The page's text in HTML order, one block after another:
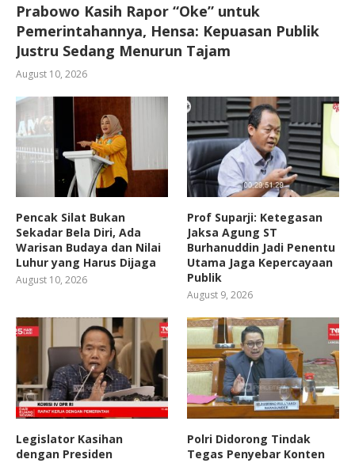
Prabowo Kasih Rapor “Oke” untuk
Pemerintahannya, Hensa: Kepuasan Publik
Justru Sedang Menurun Tajam
August 10, 2026
Pencak Silat Bukan
Sekadar Bela Diri, Ada
Warisan Budaya dan Nilai
Luhur yang Harus Dijaga
August 10, 2026
Prof Suparji: Ketegasan
Jaksa Agung ST
Burhanuddin Jadi Penentu
Utama Jaga Kepercayaan
Publik
August 9, 2026
Legislator Kasihan
dengan Presiden
Polri Didorong Tindak
Tegas Penyebar Konten